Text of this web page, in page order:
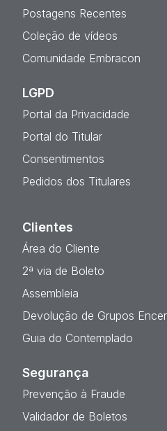
Postagens Recentes
Coleção de vídeos
Comunidade Embracon
LGPD
Portal da Privacidade
Portal do Titular
Consentimentos
Pedidos dos Titulares
Clientes
Área do Cliente
2ª via de Boleto
Assembleia
Devolução de Grupos
Guia do Contemplado
Segurança
Prevenção à Fraude
Validador de Boletos